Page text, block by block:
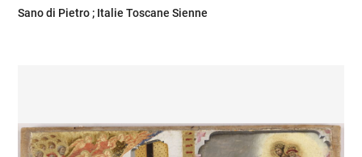
Sano di Pietro ; Italie Toscane Sienne